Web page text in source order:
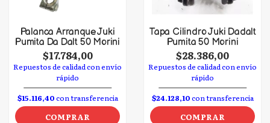
Palanca Arranque Juki
Pumita Da Dalt 50 Morini
$17.784,00
Repuestos de calidad con envío
rápido
$15.116,40con transferencia
COMPRAR
Tapa Cilindro Juki Dadalt
Pumita 50 Morini
$28.386,00
Repuestos de calidad con envío
rápido
$24.128,10con transferencia
COMPRAR